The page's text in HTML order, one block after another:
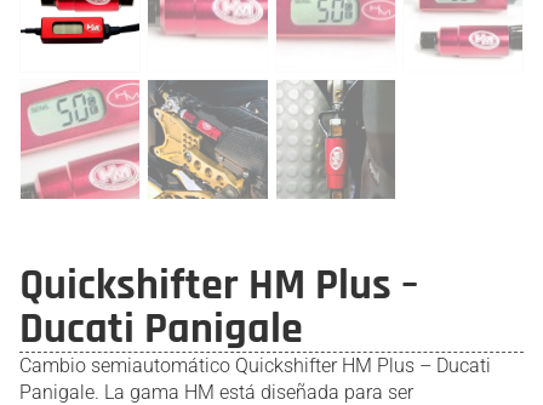
Quickshifter HM Plus –
Ducati Panigale
Cambio semiautomático Quickshifter HM Plus – Ducati
Panigale. La gama HM está diseñada para ser